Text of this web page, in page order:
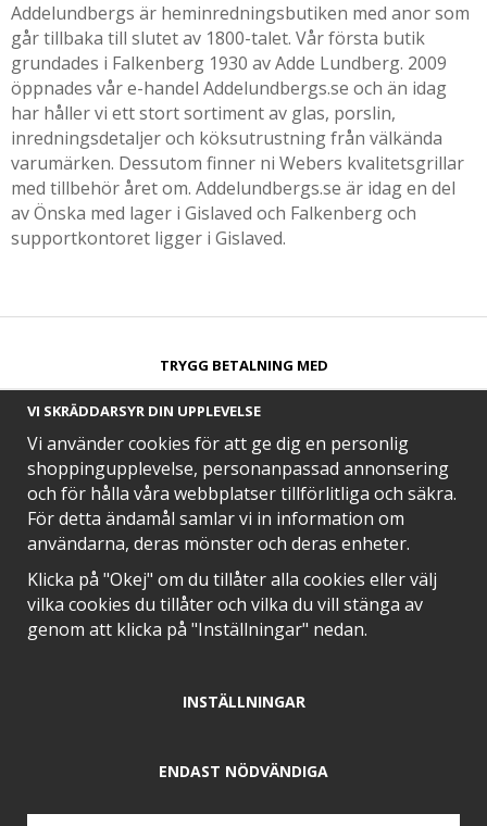
Addelundbergs är heminredningsbutiken med anor som
går tillbaka till slutet av 1800-talet. Vår första butik
grundades i Falkenberg 1930 av Adde Lundberg. 2009
öppnades vår e-handel Addelundbergs.se och än idag
har håller vi ett stort sortiment av glas, porslin,
inredningsdetaljer och köksutrustning från välkända
varumärken. Dessutom finner ni Webers kvalitetsgrillar
med tillbehör året om. Addelundbergs.se är idag en del
av Önska med lager i Gislaved och Falkenberg och
supportkontoret ligger i Gislaved.
TRYGG BETALNING MED​
SNABB LEVERANS MED
EN DEL AV
VI SKRÄDDARSYR DIN UPPLEVELSE
Vi använder cookies för att ge dig en personlig
shoppingupplevelse, personanpassad annonsering
och för hålla våra webbplatser tillförlitliga och säkra.
För detta ändamål samlar vi in information om
användarna, deras mönster och deras enheter.
Klicka på "Okej" om du tillåter alla cookies eller välj
vilka cookies du tillåter och vilka du vill stänga av
genom att klicka på "Inställningar" nedan.
INSTÄLLNINGAR
ENDAST NÖDVÄNDIGA